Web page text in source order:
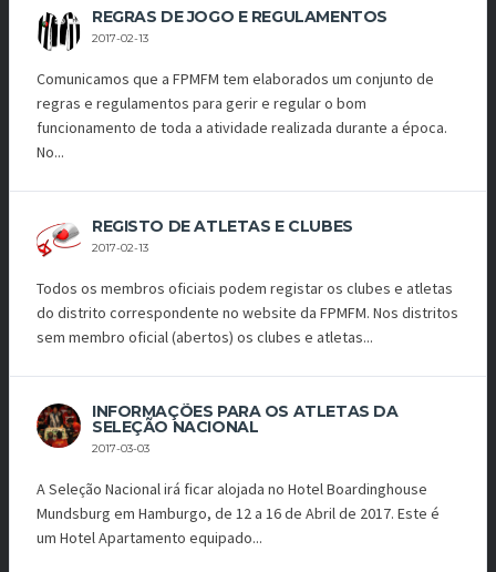
REGRAS DE JOGO E REGULAMENTOS
2017-02-13
Comunicamos que a FPMFM tem elaborados um conjunto de
regras e regulamentos para gerir e regular o bom
funcionamento de toda a atividade realizada durante a época.
No...
REGISTO DE ATLETAS E CLUBES
2017-02-13
Todos os membros oficiais podem registar os clubes e atletas
do distrito correspondente no website da FPMFM. Nos distritos
sem membro oficial (abertos) os clubes e atletas...
INFORMAÇÕES PARA OS ATLETAS DA
SELEÇÃO NACIONAL
2017-03-03
A Seleção Nacional irá ficar alojada no Hotel Boardinghouse
Mundsburg em Hamburgo, de 12 a 16 de Abril de 2017. Este é
um Hotel Apartamento equipado...